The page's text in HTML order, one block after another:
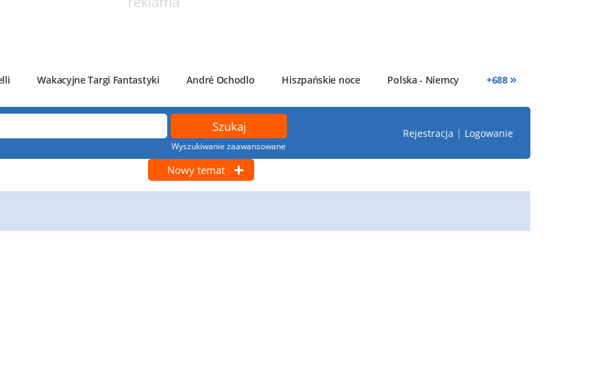
Wakacyjne Targi Fantastyki André Ochodlo Hiszpańskie noce Polska - Niemcy +688 »
Wyszukiwanie zaawansowane
Rejestracja | Logowanie
Nowy temat